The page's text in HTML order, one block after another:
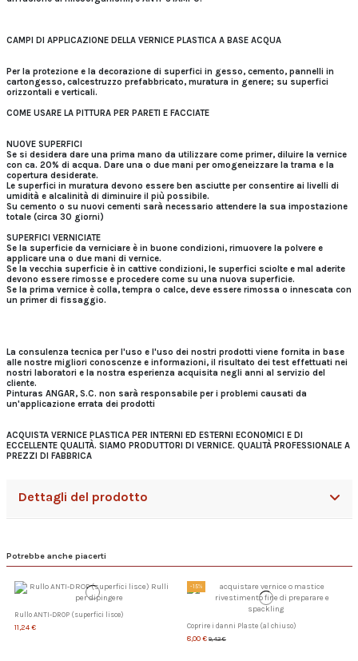
CAMPI DI APPLICAZIONE DELLA VERNICE PLASTICA A BASE ACQUA
Per la protezione e la decorazione di superfici in gesso, cemento, pannelli in
cartongesso, calcestruzzo prefabbricato, muratura in genere; su superfici
orizzontali e verticali.
COME USARE LA PITTURA PER PARETI E FACCIATE
NUOVE SUPERFICI
Se si desidera dare una prima mano da utilizzare come primer, diluire la vernice
con ca. 20% di acqua. Dare una o due mani per omogeneizzare la trama e la
copertura desiderate.
Le superfici in muratura devono essere ben asciutte per consentire ai livelli di
umidità e alcalinità di diminuire il più possibile.
Su cemento o su nuovi cementi sarà necessario attendere la sua impostazione
totale (circa 30 giorni)
SUPERFICI VERNICIATE
Se la superficie da verniciare è in buone condizioni, rimuovere la polvere e
applicare una o due mani di vernice.
Se la vecchia superficie è in cattive condizioni, le superfici sciolte e mal aderite
devono essere rimosse e procedere come su una nuova superficie.
Se la prima vernice è colla, tempra o calce, deve essere rimossa o innescata con
un primer di fissaggio.
La consulenza tecnica per l'uso e l'uso dei nostri prodotti viene fornita in base
alle nostre migliori conoscenze e informazioni, il risultato dei test effettuati nei
nostri laboratori e la nostra esperienza acquisita negli anni al servizio del
cliente.
Pinturas ANGAR, S.C. non sarà responsabile per i problemi causati da
un'applicazione errata dei prodotti
ACQUISTA VERNICE PLASTICA PER INTERNI ED ESTERNI ECONOMICI E DI
ECCELLENTE QUALITÀ. SIAMO PRODUTTORI DI VERNICE. QUALITÀ PROFESSIONALE A
PREZZI DI FABBRICA
Dettagli del prodotto
Potrebbe anche piacerti
Rullo ANTI-DROP (superfici lisce)
11,24 €
-15%
Coprire i danni Plaste (al chiuso)
8,00 € 9,42 €